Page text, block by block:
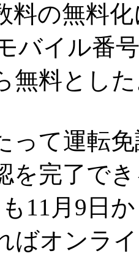
料の無料
バイル番
無料とし
て運転
を完了で
も11月9日
ばオンラ